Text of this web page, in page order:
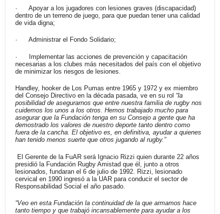
· Apoyar a los jugadores con lesiones graves (discapacidad)
dentro de un terreno de juego, para que puedan tener una calidad
de vida digna;
· Administrar el Fondo Solidario;
· Implementar las acciones de prevención y capacitación
necesarias a los clubes más necesitados del país con el objetivo
de minimizar los riesgos de lesiones.
Handley, hooker de Los Pumas entre 1965 y 1972 y ex miembro
del Consejo Directivo en la década pasada, ve en su rol “la
posibilidad de asegurarnos que entre nuestra familia de rugby nos
cuidemos los unos a los otros. Hemos trabajado mucho para
asegurar que la Fundación tenga en su Consejo a gente que ha
demostrado los valores de nuestro deporte tanto dentro como
fuera de la cancha. El objetivo es, en definitiva, ayudar a quienes
han tenido menos suerte que otros jugando al rugby.”
El Gerente de la FuAR será Ignacio Rizzi quien durante 22 años
presidió la Fundación Rugby Amistad que él, junto a otros
lesionados, fundaran el 6 de julio de 1992. Rizzi, lesionado
cervical en 1990 ingresó a la UAR para conducir el sector de
Responsabilidad Social el año pasado.
“Veo en esta Fundación la continuidad de la que armamos hace
tanto tiempo y que trabajó incansablemente para ayudar a los